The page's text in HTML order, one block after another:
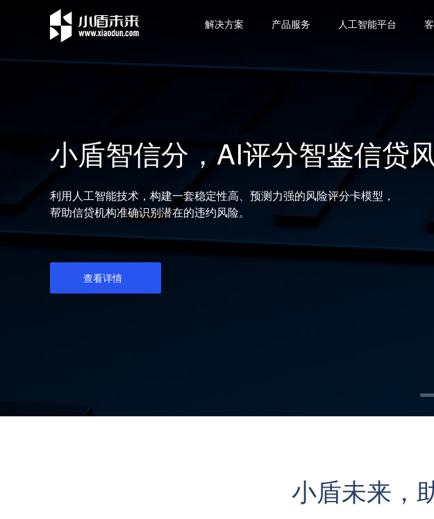
解决方案 产品服务 人工智能平台
ApexDB-信创分布式高性能KV
ApexDB是小盾未来自主研发的分布式高性能多线程KV数据库（兼容
Redis），采用Share-Nothing架构设计，单节点最高可到百万级TPS和
1毫秒延迟。尤其针对决策场景，产品内置了原生的常用算子，可以在
<1ms内完成计算存储一体化请求。
极溯指标平台【生态版】
小盾未来决策智能体系的核心产品，提供超高并发量的数据处理，限时
免费开放，携手客户搭建标准化指标体系，满足金融、支付、保险等场
查看详情
小盾智信分，AI评分智鉴信贷
利用人工智能技术，构建一套稳定性高、预测力强的风险评分卡模型，
帮助信贷机构准确识别潜在的违约风险。
查看详情
小盾未来，